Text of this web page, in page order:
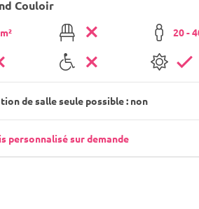
Couloir
20 -
de salle seule possible : non
personnalisé sur demande